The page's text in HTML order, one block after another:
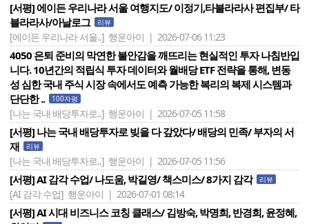
[서평] 에이든 우리나라 서울 여행지도/ 이정기,타블라라사 편집부/ 타
블라라사/아날로그
리뷰
[에이든 우리나라 서울..] 행운아이 | 2026-07-06 11:23
4050 은퇴 준비의 막연한 불안감을 깨뜨리는 현실적인 투자 나침반입
니다. 10년간의 적립식 투자 데이터와 월배당 ETF 전략을 통해, 변동
성 심한 국내 주식 시장 속에서도 예측 가능한 복리의 복제 시스템과
단단한 ..
100자평
[나는 국내 배당투자로..] 행운아이 | 2026-07-05 11:58
[서평] 나는 국내 배당투자로 빚을 다 갚았다/ 배당의 민족/ 부자의 서
재
리뷰
[나는 국내 배당투자로..] 행운아이 | 2026-07-05 11:56
[서평] AI 감각 수업/ 나도움, 박길영/ 책스미스/ 8가지 감각 리뷰
[AI 감각 수업] 행운아이 | 2026-07-01 08:14
[서평] AI 시대 비즈니스 코칭 클래스/ 김방숙, 박명희, 반경희, 윤정혜,